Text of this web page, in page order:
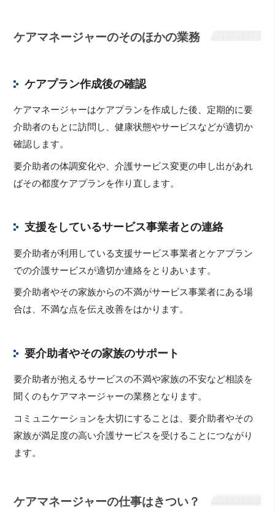
ケアマネージャーのそのほかの業務
ケアプラン作成後の確認
ケアマネージャーはケアプランを作成した後、定期的に要
介助者のもとに訪問し、健康状態やサービスなどが適切か
確認します。
要介助者の体調変化や、介護サービス変更の申し出があれ
ばその都度ケアプランを作り直します。
支援をしているサービス事業者との連絡
要介助者が利用している支援サービス事業者とケアプラン
での介護サービスが適切か連絡をとりあいます。
要介助者やその家族からの不満がサービス事業者にある場
合は、不満な点を伝え改善をはかります。
要介助者やその家族のサポート
要介助者が抱えるサービスの不満や家族の不安など相談を
聞くのもケアマネージャーの業務となります。
コミュニケーションを大切にすることは、要介助者やその
家族が満足度の高い介護サービスを受けることにつながり
ます。
ケアマネージャーの仕事はきつい？